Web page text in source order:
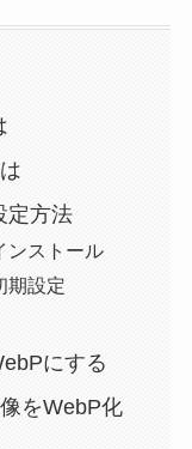
定方法
ンストール
期設定
にする
像をWebP化